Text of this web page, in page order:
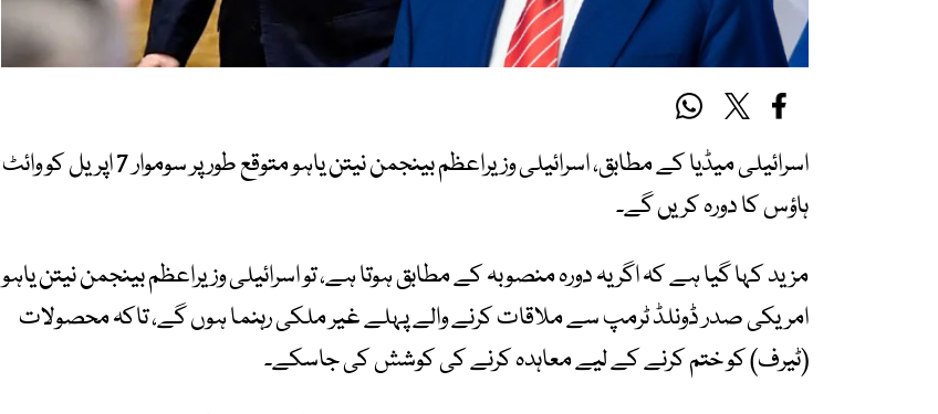
اسرائیلی میڈیا کے مطابق، اسرائیلی وزیراعظم بینجمن نیتن یاہو متوقع طور پر سوموار 7 اپریل کو وائٹ
ہاؤس کا دورہ کریں گے۔
مزید کہا گیا ہے کہ اگر یہ دورہ منصوبہ کے مطابق ہوتا ہے، تو اسرائیلی وزیراعظم بینجمن نیتن یاہو
امریکی صدر ڈونلڈ ٹرمپ سے ملاقات کرنے والے پہلے غیر ملکی رہنما ہوں گے، تاکہ محصولات
(ٹیرف) کو ختم کرنے کے لیے معاہدہ کرنے کی کوشش کی جاسکے۔